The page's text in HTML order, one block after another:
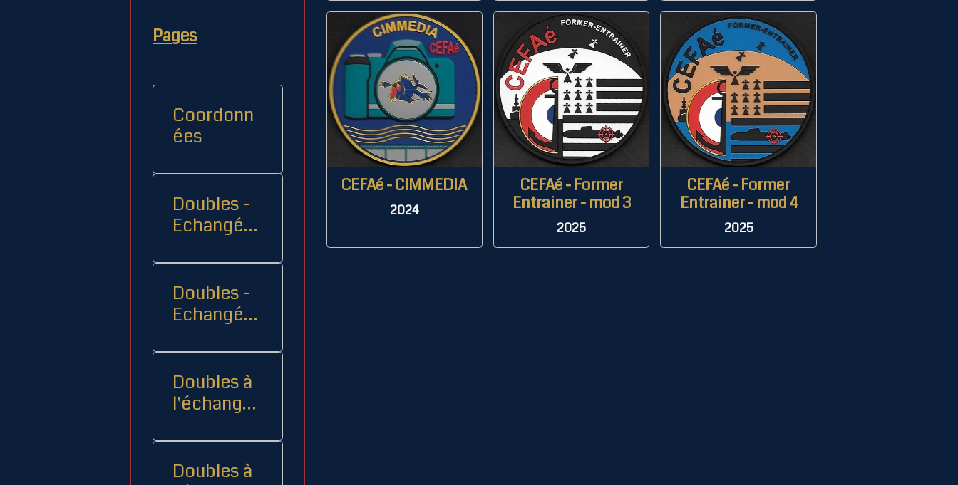
CEFAé - CIMMEDIA
2024
CEFAé - Former
Entrainer - mod 3
2025
CEFAé - Former
Entrainer - mod 4
2025
Pages
Coordonn
ées
Doubles -
Echangés 1
Doubles -
Echangés
Doubles à
l'échange
Doubles à